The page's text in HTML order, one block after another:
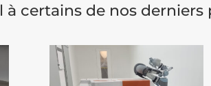
certains de nos derniers